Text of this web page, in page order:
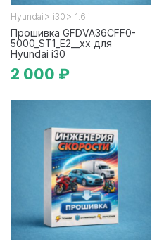
Hyundai > i30 > 1.6 i
Прошивка GFDVA36CFF0-
5000_ST1_E2__xx для
Hyundai i30
2 000 ₽